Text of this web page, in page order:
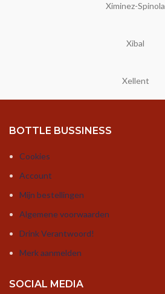
Ximinez-Spinola
Xibal
Xellent
BOTTLE BUSSINESS
Cookies
Account
Mijn bestellingen
Algemene voorwaarden
Drink Verantwoord!
Merk aanmelden
SOCIAL MEDIA